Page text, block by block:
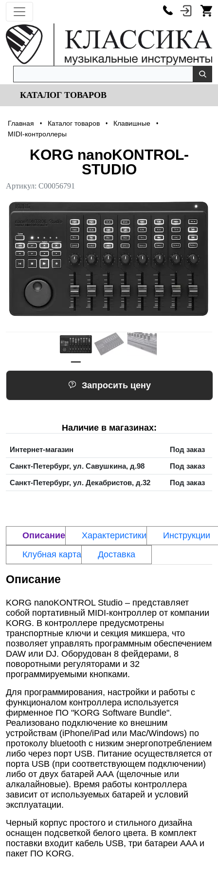
КАТАЛОГ ТОВАРОВ
Главная • Каталог товаров • Клавишные •
MIDI-контроллеры
KORG nanoKONTROL-
STUDIO
Артикул: С00056791
Запросить цену
Наличие в магазинах:
Интернет-магазин
Под заказ
Санкт-Петербург, ул. Савушкина, д.98
Под заказ
Санкт-Петербург, ул. Декабристов, д.32
Под заказ
Описание Характеристики
Инструкции
Клубная карта
Доставка
Описание
KORG nanoKONTROL Studio – представляет
собой портативный MIDI-контроллер от компании
KORG. В контроллере предусмотрены
транспортные ключи и секция микшера, что
позволяет управлять программным обеспечением
DAW или DJ. Оборудован 8 фейдерами, 8
поворотными регуляторами и 32
программируемыми кнопками.
Для программирования, настройки и работы с
функционалом контроллера используется
фирменное ПО "KORG Software Bundle".
Реализовано подключение ко внешним
устройствам (iPhone/iPad или Mac/Windows) по
протоколу bluetooth с низким энергопотреблением
либо через порт USB. Питание осуществляется от
порта USB (при соответствующем подключении)
либо от двух батарей ААА (щелочные или
алкалайновые). Время работы контроллера
зависит от используемых батарей и условий
эксплуатации.
Черный корпус простого и стильного дизайна
оснащен подсветкой белого цвета. В комплект
поставки входит кабель USB, три батареи AAA и
пакет ПО KORG.